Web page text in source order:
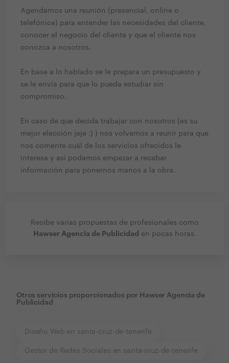
Agendamos una reunión (presencial, online o
telefónica) para entender las necesidades del cliente,
conocer el negocio del cliente y que el cliente nos
conozca a nosotros.
En base a lo hablado se le prepara un presupuesto y
se le envía para que lo pueda estudiar sin
compromiso.
En caso de que decida trabajar con nosotros (es su
mejor elección jeje :) ) nos volvemos a reunir para que
nos comente cuál de los servicios ofrecidos le
interesa y así podamos empezar a recabar
información para ponernos manos a la obra.
Recibe varias propuestas de profesionales como
Hawser Agencia de Publicidad en pocas horas.
Otros servicios proporcionados por Hawser Agencia de
Publicidad
Diseño Web en santa-cruz-de-tenerife
Gestor de Redes Sociales en santa-cruz-de-tenerife